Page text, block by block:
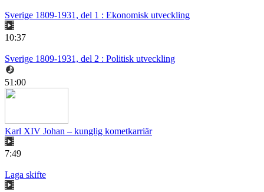
Sverige 1809-1931, del 1 : Ekonomisk utveckling
10:37
Sverige 1809-1931, del 2 : Politisk utveckling
51:00
Karl XIV Johan – kunglig kometkarriär
7:49
Laga skifte